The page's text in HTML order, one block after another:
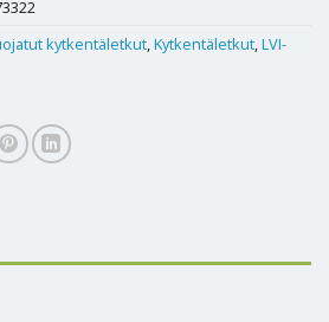
kytkentäletkut,Kytkentäletkut,LVI-